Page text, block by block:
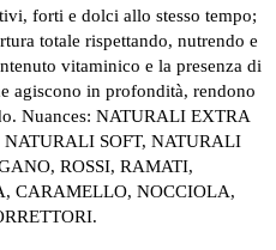
forti e dolci allo stesso tempo;
totale rispettando, nutrendo e
vitaminico e la presenza di
agiscono in profondità, rendono
Nuances: NATURALI EXTRA
SOFT, NATURALI
ROSSI, RAMATI,
CARAMELLO, NOCCIOLA,